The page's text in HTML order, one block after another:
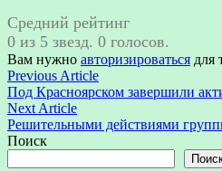
Средний рейтинг
0 из 5 звезд. 0 голосов.
Вам нужно авторизироваться для
Навигация
по
записям
Previous ArticlePrevious
article:
Под Красноярском завершили
Next ArticleNext
article:
Решительными действиями
Поиск